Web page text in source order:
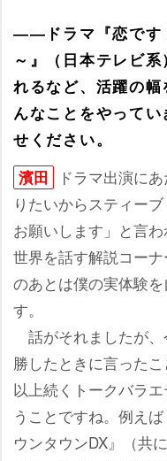
――ドラマ『恋です
～』（日本テレビ
れるなど、活躍の
んなことをやって
せください。
濱田
ドラマ出演に
りたいからスティー
お願いします」と言
世界を話す解説コーナ
のあとは僕の実体験
す。
話がそれましたが
勝したときに言った
以上続くトークバラ
うことですね。例え
ウンタウンDX』（共